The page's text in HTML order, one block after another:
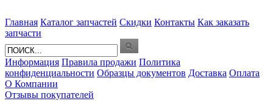
Главная Каталог запчастей Скидки Контакты Как заказать
запчасти
Информация Правила продажи Политика
конфиденциальности Образцы документов Доставка Оплата
О Компании
Отзывы покупателей